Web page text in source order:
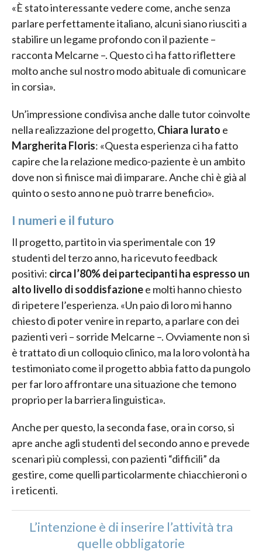
«È stato interessante vedere come, anche senza
parlare perfettamente italiano, alcuni siano riusciti a
stabilire un legame profondo con il paziente –
racconta Melcarne –. Questo ci ha fatto riflettere
molto anche sul nostro modo abituale di comunicare
in corsia».
Un’impressione condivisa anche dalle tutor coinvolte
nella realizzazione del progetto, Chiara Iurato e
Margherita Floris: «Questa esperienza ci ha fatto
capire che la relazione medico-paziente è un ambito
dove non si finisce mai di imparare. Anche chi è già al
quinto o sesto anno ne può trarre beneficio».
I numeri e il futuro
Il progetto, partito in via sperimentale con 19
studenti del terzo anno, ha ricevuto feedback
positivi: circa l’80% dei partecipanti ha espresso un
alto livello di soddisfazionee molti hanno chiesto
di ripetere l’esperienza. «Un paio di loro mi hanno
chiesto di poter venire in reparto, a parlare con dei
pazienti veri – sorride Melcarne –. Ovviamente non si
è trattato di un colloquio clinico, ma la loro volontà ha
testimoniato come il progetto abbia fatto da pungolo
per far loro affrontare una situazione che temono
proprio per la barriera linguistica».
Anche per questo, la seconda fase, ora in corso, si
apre anche agli studenti del secondo anno e prevede
scenari più complessi, con pazienti “difficili” da
gestire, come quelli particolarmente chiacchieroni o
i reticenti.
L’intenzione è di inserire l’attività tra
quelle obbligatorie